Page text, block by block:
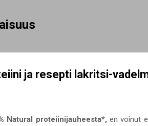
ja resepti lakritsi-
Natural proteiinijauheesta*, en voinut